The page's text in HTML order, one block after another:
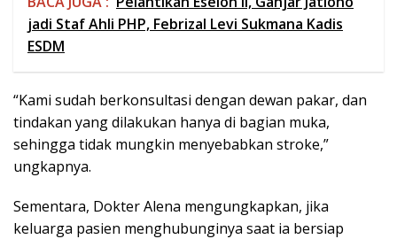
jadi Staf Ahli PHP, Febrizal Levi Sukmana Kadis
ESDM
“Kami sudah berkonsultasi dengan dewan pakar, dan
tindakan yang dilakukan hanya di bagian muka,
sehingga tidak mungkin menyebabkan stroke,”
ungkapnya.
Sementara, Dokter Alena mengungkapkan, jika
keluarga pasien menghubunginya saat ia bersiap